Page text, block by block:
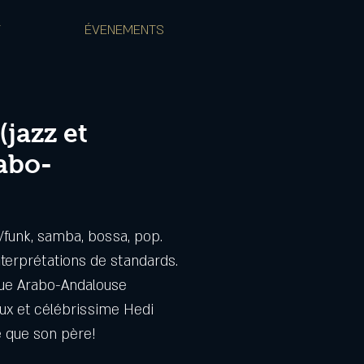
ÉVENEMENTS
et
samba, bossa, pop.
de standards.
Arabo-Andalouse
et célébrissime Hedi
que son père!